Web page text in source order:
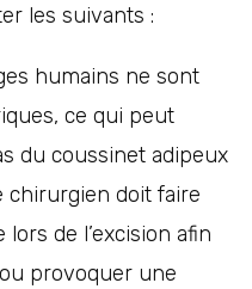
les suivants :
humains ne sont
ce qui peut
du coussinet adipeux
chirurgien doit faire
de l’excision afin
provoquer une